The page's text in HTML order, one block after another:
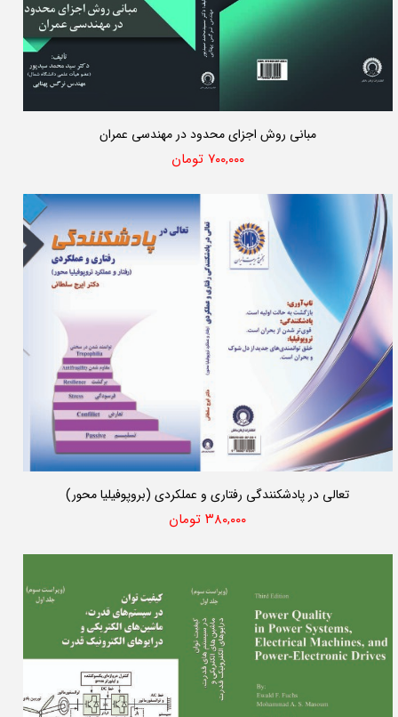
مبانی روش اجزای محدود در مهندسی عمران
۷۰۰,۰۰۰ تومان
تعالی در پادشکنندگی رفتاری و عملکردی (بروپوفیلیا محور)
۳۸۰,۰۰۰ تومان